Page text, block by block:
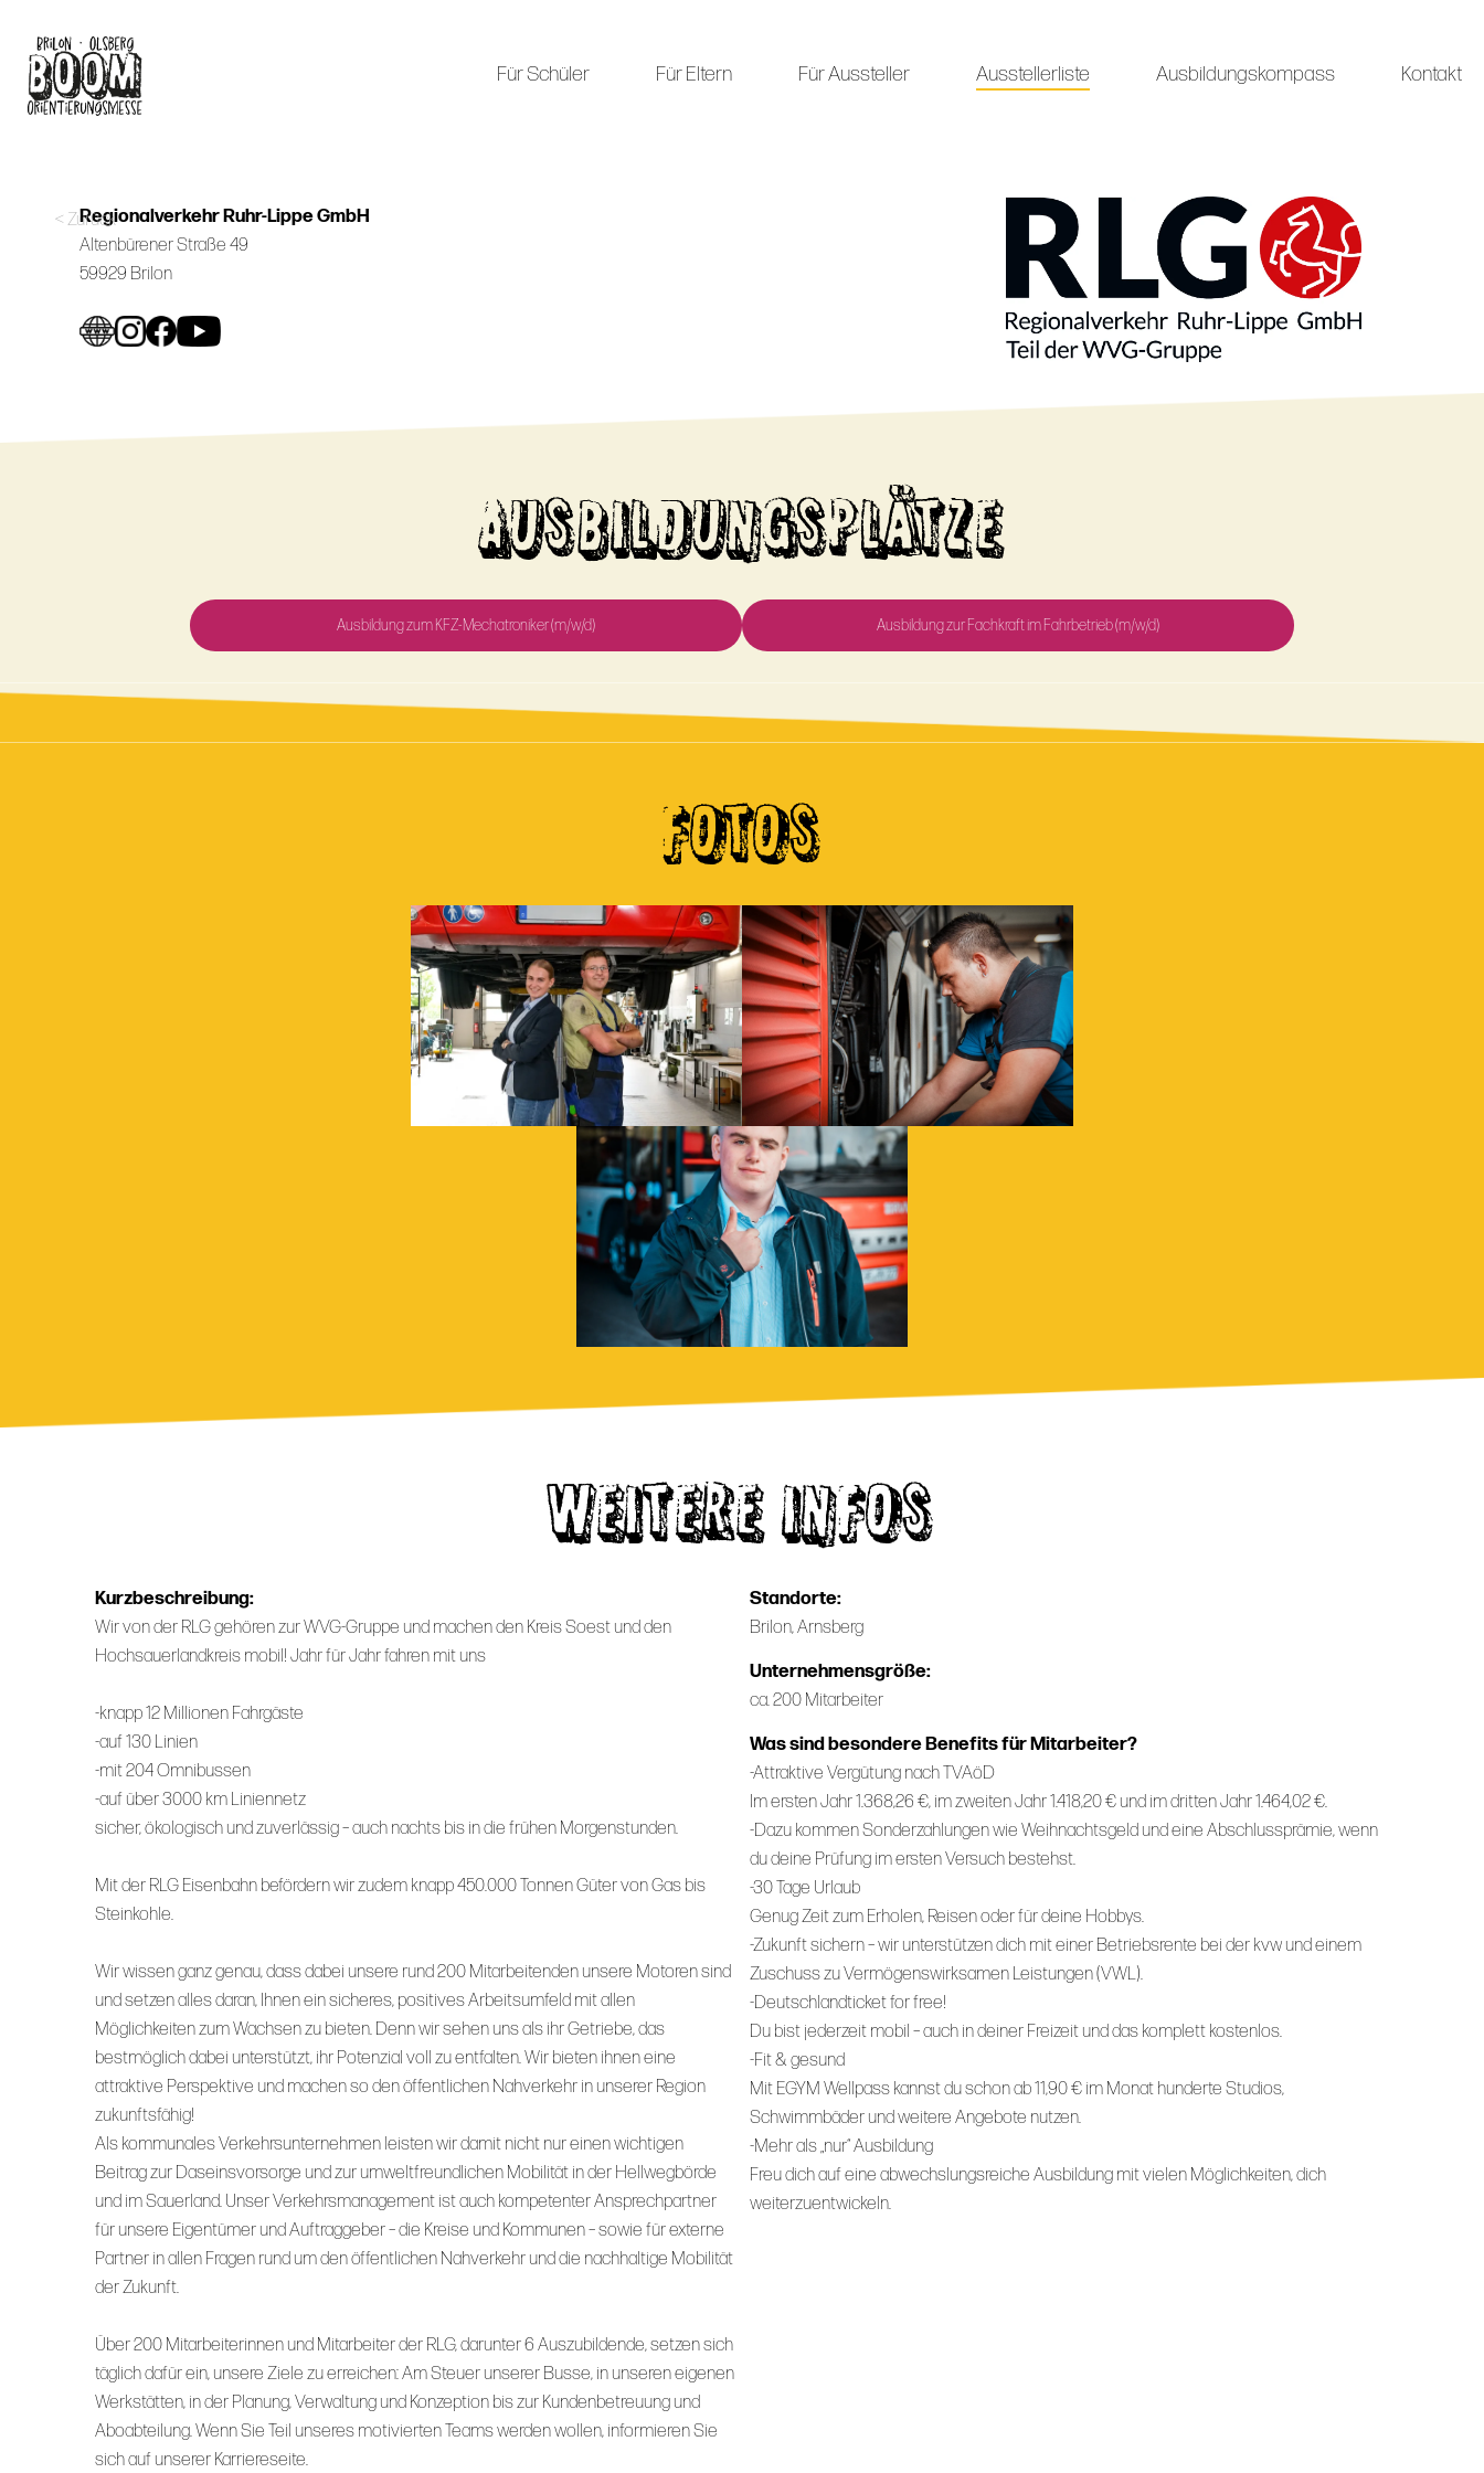
content
Für Schüler Für Eltern Für Aussteller Ausstellerliste Ausbildungskompass Kontakt
< Zurück
Regionalverkehr Ruhr-Lippe GmbH
Altenbürener Straße 49
59929 Brilon
AUSBILDUNGSPLÄTZE
Ausbildung zum KFZ-Mechatroniker (m/w/d) Ausbildung zur Fachkraft im Fahrbetrieb (m/w/d)
FOTOS
WEITERE INFOS
Kurzbeschreibung:
Wir von der RLG gehören zur WVG-Gruppe und machen den Kreis Soest und den
Hochsauerlandkreis mobil! Jahr für Jahr fahren mit uns
-knapp 12 Millionen Fahrgäste
-auf 130 Linien
-mit 204 Omnibussen
-auf über 3000 km Liniennetz
sicher, ökologisch und zuverlässig – auch nachts bis in die frühen Morgenstunden.
Mit der RLG Eisenbahn befördern wir zudem knapp 450.000 Tonnen Güter von Gas bis
Steinkohle.
Wir wissen ganz genau, dass dabei unsere rund 200 Mitarbeitenden unsere Motoren sind
und setzen alles daran, Ihnen ein sicheres, positives Arbeitsumfeld mit allen
Möglichkeiten zum Wachsen zu bieten. Denn wir sehen uns als ihr Getriebe, das
bestmöglich dabei unterstützt, ihr Potenzial voll zu entfalten. Wir bieten ihnen eine
attraktive Perspektive und machen so den öffentlichen Nahverkehr in unserer Region
zukunftsfähig!
Als kommunales Verkehrsunternehmen leisten wir damit nicht nur einen wichtigen
Beitrag zur Daseinsvorsorge und zur umweltfreundlichen Mobilität in der Hellwegbörde
und im Sauerland. Unser Verkehrsmanagement ist auch kompetenter Ansprechpartner
für unsere Eigentümer und Auftraggeber – die Kreise und Kommunen – sowie für externe
Partner in allen Fragen rund um den öffentlichen Nahverkehr und die nachhaltige Mobilität
der Zukunft.
Über 200 Mitarbeiterinnen und Mitarbeiter der RLG, darunter 6 Auszubildende, setzen sich
täglich dafür ein, unsere Ziele zu erreichen: Am Steuer unserer Busse, in unseren eigenen
Werkstätten, in der Planung, Verwaltung und Konzeption bis zur Kundenbetreuung und
Aboabteilung. Wenn Sie Teil unseres motivierten Teams werden wollen, informieren Sie
sich auf unserer Karriereseite.
Standorte:
Brilon, Arnsberg
Unternehmensgröße:
ca. 200 Mitarbeiter
Was sind besondere Benefits für Mitarbeiter?
-Attraktive Vergütung nach TVAöD
Im ersten Jahr 1.368,26 €, im zweiten Jahr 1.418,20 € und im dritten Jahr 1.464,02 €.
-Dazu kommen Sonderzahlungen wie Weihnachtsgeld und eine Abschlussprämie, wenn
du deine Prüfung im ersten Versuch bestehst.
-30 Tage Urlaub
Genug Zeit zum Erholen, Reisen oder für deine Hobbys.
-Zukunft sichern – wir unterstützen dich mit einer Betriebsrente bei der kvw und einem
Zuschuss zu Vermögenswirksamen Leistungen (VWL).
-Deutschlandticket for free!
Du bist jederzeit mobil – auch in deiner Freizeit und das komplett kostenlos.
-Fit & gesund
Mit EGYM Wellpass kannst du schon ab 11,90 € im Monat hunderte Studios,
Schwimmbäder und weitere Angebote nutzen.
-Mehr als „nur“ Ausbildung
Freu dich auf eine abwechslungsreiche Ausbildung mit vielen Möglichkeiten, dich
weiterzuentwickeln.